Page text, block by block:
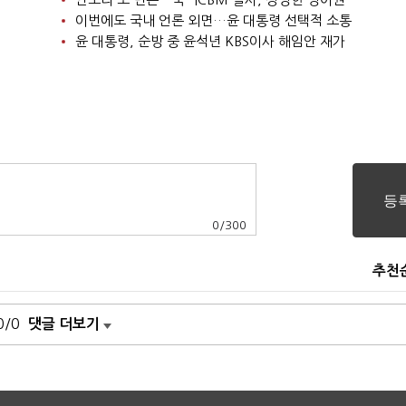
이번에도 국내 언론 외면…윤 대통령 선택적 소통
윤 대통령, 순방 중 윤석년 KBS이사 해임안 재가
0 /300
추천
0 댓글 더보기